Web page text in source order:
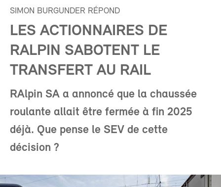
SIMON BURGUNDER RÉPOND
LES ACTIONNAIRES DE
RALPIN SABOTENT LE
TRANSFERT AU RAIL
RAlpin SA a annoncé que la chaussée
roulante allait être fermée à fin 2025
déjà. Que pense le SEV de cette
décision ?